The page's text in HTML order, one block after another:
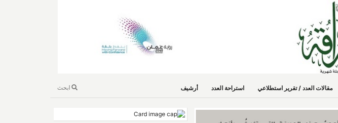
مقالات العدد / تقرير استطلاعي استراحة العدد أرشيف ابحث